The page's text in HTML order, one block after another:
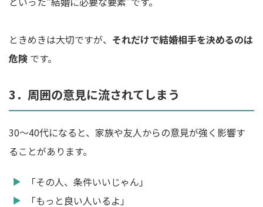
ときめきは大切ですが、 それだけで結婚相手を決めるのは
危険 です。
3．周囲の意見に流されてしまう
30〜40代になると、家族や友人からの意見が強く影響す
ることがあります。
「その人、条件いいじゃん」
「もっと良い人いるよ」